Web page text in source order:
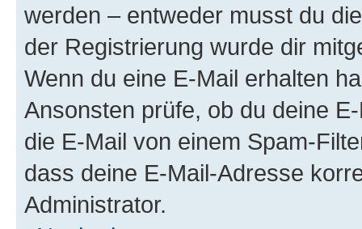
werden – entweder musst du
der Registrierung wurde dir
Wenn du eine E-Mail erhalten
Ansonsten prüfe, ob du deine
die E-Mail von einem Spam-
dass deine E-Mail-Adresse
Administrator.